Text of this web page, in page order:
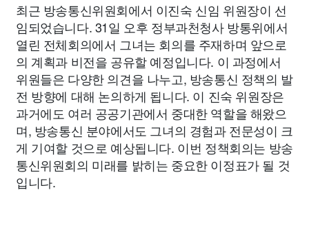
최근 방송통신위원회에서 이진숙 신임 위원장이 선
임되었습니다. 31일 오후 정부과천청사 방통위에서
열린 전체회의에서 그녀는 회의를 주재하며 앞으로
의 계획과 비전을 공유할 예정입니다. 이 과정에서
위원들은 다양한 의견을 나누고, 방송통신 정책의 발
전 방향에 대해 논의하게 됩니다. 이 진숙 위원장은
과거에도 여러 공공기관에서 중대한 역할을 해왔으
며, 방송통신 분야에서도 그녀의 경험과 전문성이 크
게 기여할 것으로 예상됩니다. 이번 정책회의는 방송
통신위원회의 미래를 밝히는 중요한 이정표가 될 것
입니다.